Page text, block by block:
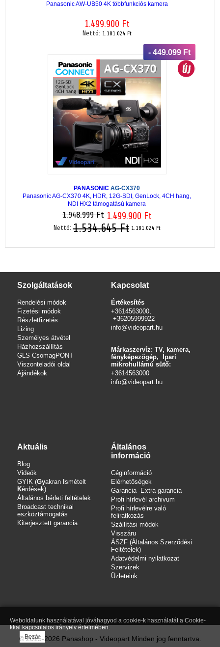
Panasonic AW-UB50 4K többfunkciós kamera
1.499.900 Ft
Nettó: 1.181.024 Ft
- 449.099 Ft
PANASONIC AG-CX370
Panasonic AG-CX370 4K, HDR, 12G-SDI, GenLock, 4CH hang,
NDI HX2 támogatású kamera
1.948.999 Ft 1.499.900 Ft
Nettó:1.534.645 Ft 1.181.024 Ft
Szolgáltatások
Rendelési módok
Fizetési módok
Részletfizetés
Lizing
Személyes átvétel
Házhozszállítás
GLS CsomagPONT
Viszonteladói oldal
Ajándékok
Kapcsolat
Értékesítés
+3614563000,
+36205999922
info@videopart.hu
Márkaszervíz: TV, kamera,
fényképezőgép, Ipari
mikrohullámú sütő:
+3614563000
info@videopart.hu
Aktuális
Blog
Videók
GYIK (Gyakran smételt
Kérdések)
Általános bérleti feltételek
Broadcast technikai
eszköztámogatás
Kiterjesztett garancia
Általános
információ
Céginformáció
Elérhetőségek
Garancia -Extra garancia
Profi hírlevél archivum
Profi hírlevélre való
feliratkozás
Szállítási módok
Visszáru
ÁSZF (Általános Szerződési
Feltételek)
Adatvédelmi nyilatkozat
Szervizek
Üzleteink
© 2015-2026 Panashop - Videopart Minden jog fenntartva.
Weboldalunk használatával jóváhagyod a cookie-k használatát a Cookie-
kkal kapcsolatos irányelv értelmében.
Bezár